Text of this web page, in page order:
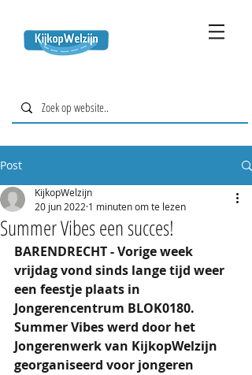
Post
Summer Vibes een succes!
KijkopWelzijn
20 jun 2022 1 minuten om te lezen
BARENDRECHT - Vorige week
vrijdag vond sinds lange tijd weer
een feestje plaats in
Jongerencentrum BLOK0180.
Summer Vibes werd door het
Jongerenwerk van KijkopWelzijn
georganiseerd voor jongeren